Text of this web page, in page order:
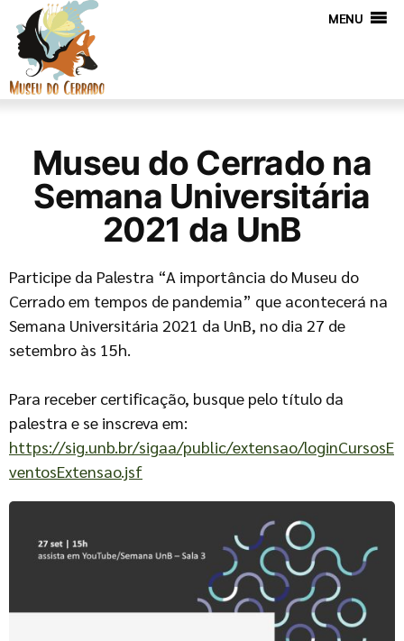
MENU
Museu do Cerrado na
Semana Universitária
2021 da UnB
Participe da Palestra “A importância do Museu do
Cerrado em tempos de pandemia” que acontecerá na
Semana Universitária 2021 da UnB, no dia 27 de
setembro às 15h.
Para receber certificação, busque pelo título da
palestra e se inscreva em:
https://sig.unb.br/sigaa/public/extensao/loginCursosE
ventosExtensao.jsf